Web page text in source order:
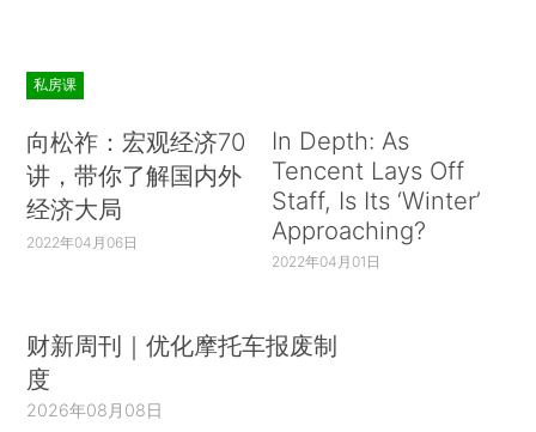
私房课
向松祚：宏观经济70
讲，带你了解国内外
经济大局
2022年04月06日
In Depth: As
Tencent Lays Off
Staff, Is Its ‘Winter’
Approaching?
2022年04月01日
财新周刊｜优化摩托车报废制
度
2026年08月08日